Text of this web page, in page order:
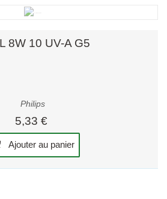
8W 10 UV-A G5
Philips
5,33 €
Ajouter au panier